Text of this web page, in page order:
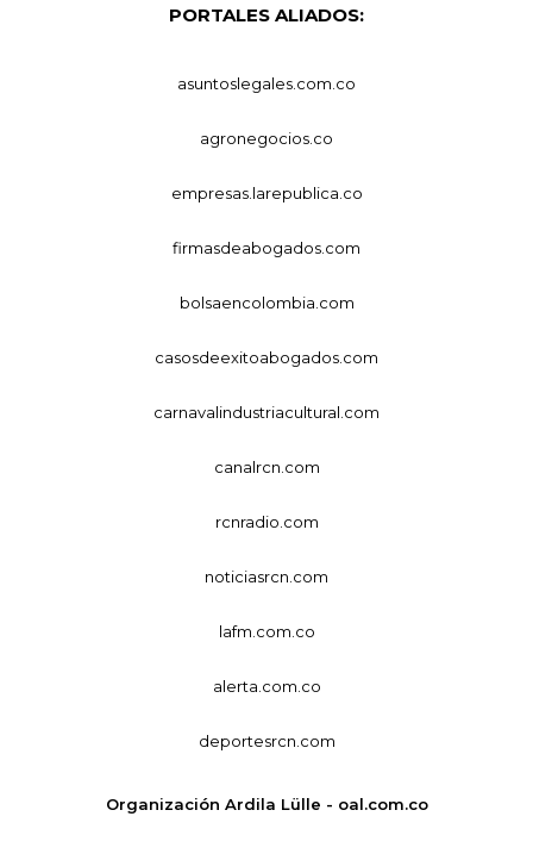
PORTALES ALIADOS:
asuntoslegales.com.co
agronegocios.co
empresas.larepublica.co
firmasdeabogados.com
bolsaencolombia.com
casosdeexitoabogados.com
carnavalindustriacultural.com
canalrcn.com
rcnradio.com
noticiasrcn.com
lafm.com.co
alerta.com.co
deportesrcn.com
Organización Ardila Lülle - oal.com.co